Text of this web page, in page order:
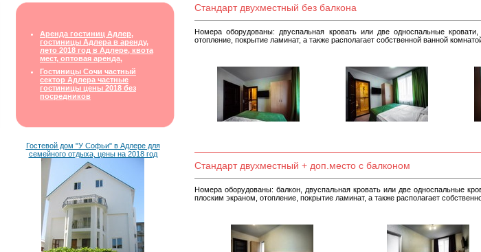
Аренда гостиниц Адлер,
гостиницы Адлера в аренду,
лето 2018 год в Адлере, квота
мест, оптовая аренда,
Гостиницы Сочи частный
сектор Адлера частные
гостиницы цены 2018 без
посредников
Гостевой дом "У Софьи" в Адлере для
семейного отдыха, цены на 2018 год
Стандарт двухместный без балкона
Номера оборудованы: двуспальная кровать или две односпальные
отопление, покрытие ламинат, а также располагает собственной ванной
Стандарт двухместный + доп.место с балконом
Номера оборудованы: балкон, двуспальная кровать или две односпальные
плоским экраном, отопление, покрытие ламинат, а также располагает